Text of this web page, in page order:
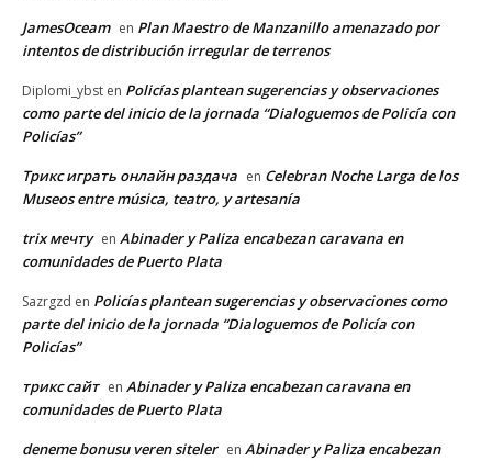
JamesOceam en Plan Maestro de Manzanillo amenazado por
intentos de distribución irregular de terrenos
Diplomi_ybst en Policías plantean sugerencias y observaciones
como parte del inicio de la jornada “Dialoguemos de Policía con
Policías”
Трикс играть онлайн раздача en Celebran Noche Larga de los
Museos entre música, teatro, y artesanía
trix мечту en Abinader y Paliza encabezan caravana en
comunidades de Puerto Plata
Sazrgzd en Policías plantean sugerencias y observaciones como
parte del inicio de la jornada “Dialoguemos de Policía con
Policías”
трикс сайт en Abinader y Paliza encabezan caravana en
comunidades de Puerto Plata
deneme bonusu veren siteler en Abinader y Paliza encabezan